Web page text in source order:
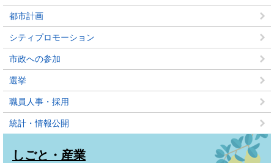
都市計画
シティプロモーション
市政への参加
選挙
職員人事・採用
統計・情報公開
しごと・産業